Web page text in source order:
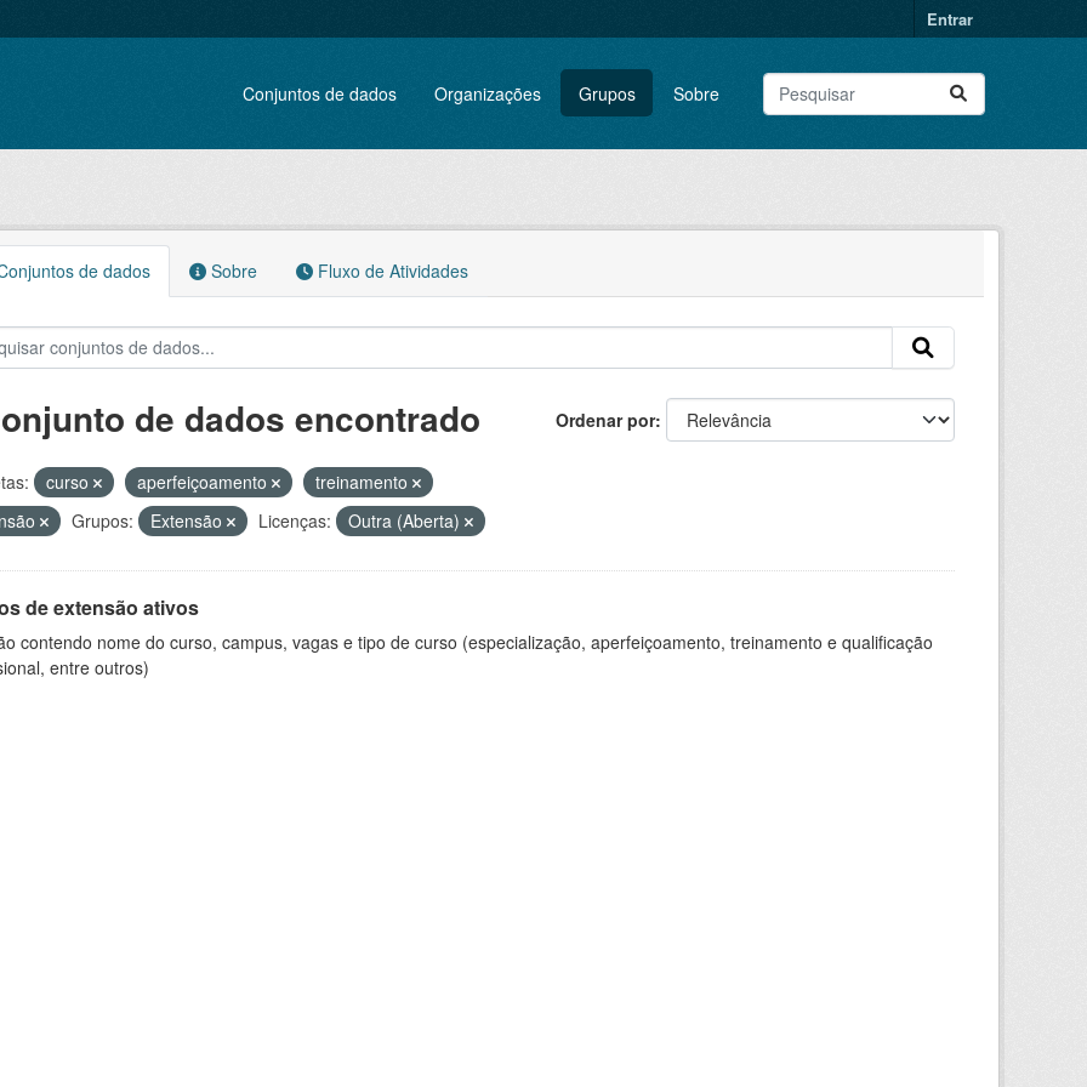
Entrar
Conjuntos de dados Organizações Grupos Sobre
de dados Sobre Fluxo de Atividades
Ordenar por
de dados encontrado
curso aperfeiçoamento
treinamento
Grupos: Extensão Licenças: Outra (Aberta)
de extensão ativos
contendo nome do curso, campus, vagas e tipo de curso (especialização, aperfeiçoamento, treinamento e qualificação
entre outros)